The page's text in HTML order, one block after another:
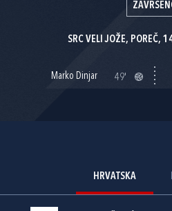
SRC VELI JOŽE,
Marko Dinjar 49'
HRVATSKA